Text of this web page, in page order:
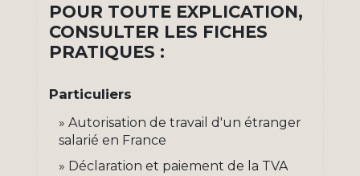
POUR TOUTE EXPLICATION,
CONSULTER LES FICHES
PRATIQUES :
Particuliers
Autorisation de travail d'un étranger
salarié en France
Déclaration et paiement de la TVA